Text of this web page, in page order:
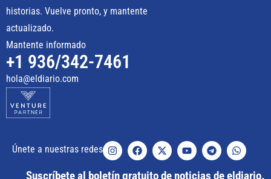
historias. Vuelve pronto, y mantente
actualizado.
Mantente informado
+1 936/342-7461
hola@eldiario.com
Únete a nuestras redes
Suscríbete al boletín gratuito de noticias de eldiario.